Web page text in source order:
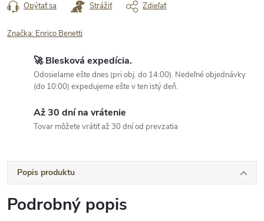
Opýtať sa Strážiť Zdieľať
Značka: Enrico Benetti
🚀 Blesková expedícia.
Odosielame ešte dnes (pri obj. do 14:00). Nedeľné objednávky
(do 10:00) expedujeme ešte v ten istý deň.
Až 30 dní na vrátenie
Tovar môžete vrátiť až 30 dní od prevzatia
Popis produktu
Podrobný popis